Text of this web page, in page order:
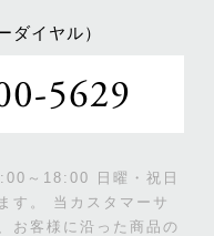
ダイヤル）
～18:00 日曜・祝日
す。
当カスタマーサ
お客様に沿った商品の